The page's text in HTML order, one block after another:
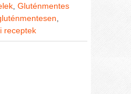
,Gluténmentes
receptek